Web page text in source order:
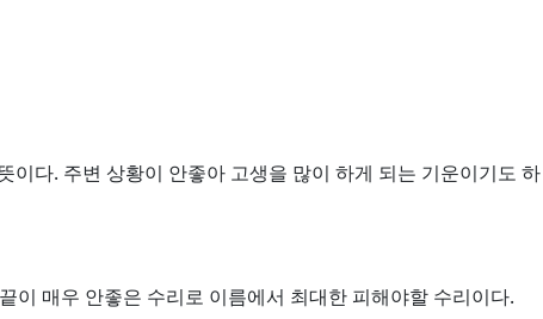
다. 주변 상황이 안좋아 고생을 많이 하게 되는 기운이기도 하
이 매우 안좋은 수리로 이름에서 최대한 피해야할 수리이다.